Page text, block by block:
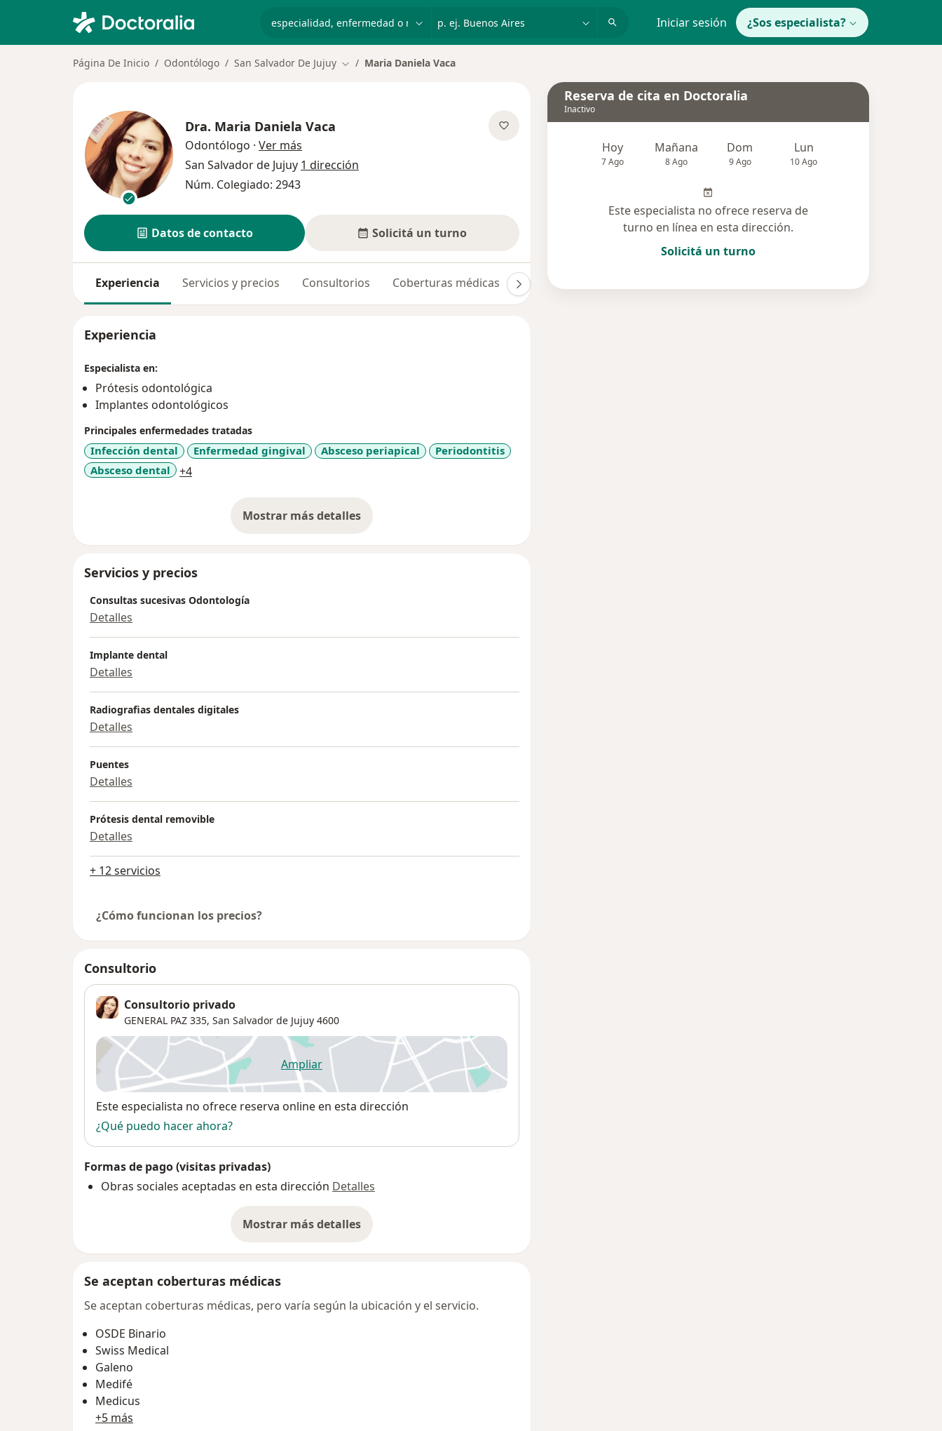
Iniciar sesión ¿Sos especialista?
Página De Inicio Odontólogo San Salvador De Jujuy Cambiar de ciudad
Maria Daniela Vaca
Dra. Maria Daniela Vaca
Odontólogo · Ver más
San Salvador de Jujuy 1 dirección
Núm. Colegiado: 2943
Datos de contacto Solicitá un turno
Experiencia Servicios y precios Consultorios Coberturas médicas Opiniones
Experiencia
Especialista en:
Prótesis odontológica
Implantes odontológicos
Principales enfermedades tratadas
Infección dental Enfermedad gingival Absceso periapical
Periodontitis
Absceso dental
+4a11y_sr_more_diseases
Mostrar más detalles
sobre la experiencia
Servicios y precios
Consultas sucesivas Odontología
Detalles
Implante dental
Detalles
Radiografias dentales digitales
Detalles
Puentes
Detalles
Prótesis dental removible
Detalles
+ 12 servicios
¿Cómo funcionan los precios?
Consultorio
Consultorio privado
GENERAL PAZ 335, San Salvador de Jujuy 4600
Ampliarse abre en una nueva pestaña
Disponibilidad
Este especialista no ofrece reserva online en esta dirección
¿Qué puedo hacer ahora?
Formas de pago (visitas privadas)
Obras sociales aceptadas en esta dirección Detalles
Mostrar más detalles
sobre la dirección
Se aceptan coberturas médicas
Se aceptan coberturas médicas, pero varía según la ubicación y el servicio.
OSDE Binario
Swiss Medical
Galeno
Medifé
Medicus
+5 más
Reserva de cita en Doctoralia
Inactivo
Hoy
7 Ago
Mañana
8 Ago
Dom
9 Ago
Lun
10 Ago
Este especialista no ofrece reserva de
turno en línea en esta dirección.
Solicitá un turno